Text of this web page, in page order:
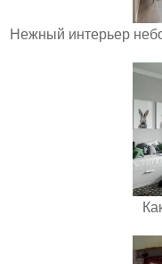
Нежный интерьер